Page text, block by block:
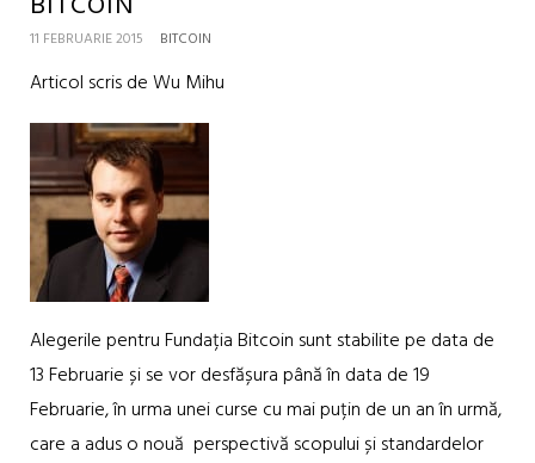
11 FEBRUARIE 2015 BITCOIN
Articol scris de Wu Mihu
Alegerile pentru Fundația Bitcoin sunt stabilite pe data de
13 Februarie și se vor desfășura până în data de 19
Februarie, în urma unei curse cu mai puțin de un an în urmă,
care a adus o nouă perspectivă scopului și standardelor